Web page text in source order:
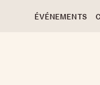
ÉVÉNEMENTS